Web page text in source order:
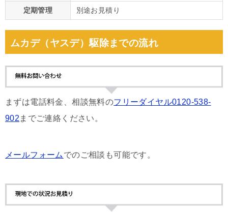
定期管理 別途お見積り
ムカデ（ヤスデ）駆除までの流れ
まずは電話料金、相談無料のフリーダイヤル0120-538-
902 までご連絡ください。
メールフォーム でのご相談も可能です。